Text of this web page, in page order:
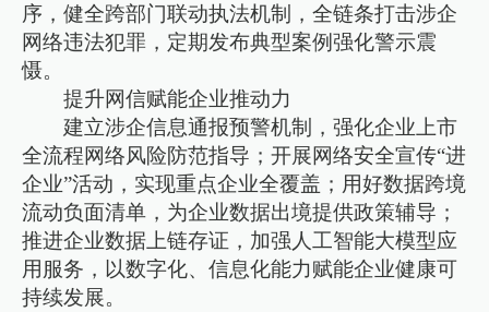
序，健全跨部门联动执法机制，全链条打击涉企
网络违法犯罪，定期发布典型案例强化警示震
慑。
提升网信赋能企业推动力
建立涉企信息通报预警机制，强化企业上市
全流程网络风险防范指导；开展网络安全宣传“进
企业”活动，实现重点企业全覆盖；用好数据跨境
流动负面清单，为企业数据出境提供政策辅导；
推进企业数据上链存证，加强人工智能大模型应
用服务，以数字化、信息化能力赋能企业健康可
持续发展。